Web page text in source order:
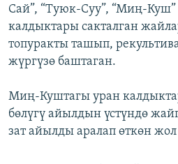
Сай”, “Туюк-Суу”, “Миң-
калдыктары сакталган
топуракты ташып,
жүргүзө баштаган.
Миң-Куштагы уран
бөлүгү айылдын үстүндө
зат айылды аралап өткөн